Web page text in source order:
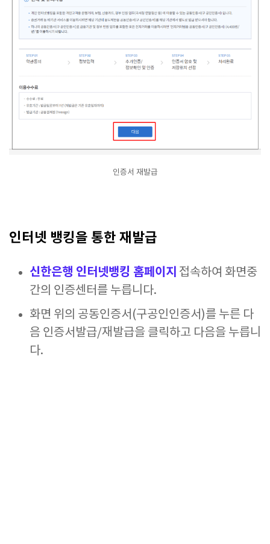
인증서 재발급
인터넷 뱅킹을 통한 재발급
신한은행 인터넷뱅킹 홈페이지 접속하여 화면중
간의 인증센터를 누릅니다.
화면 위의 공동인증서(구공인인증서)를 누른 다
음 인증서발급/재발급을 클릭하고 다음을 누릅니
다.